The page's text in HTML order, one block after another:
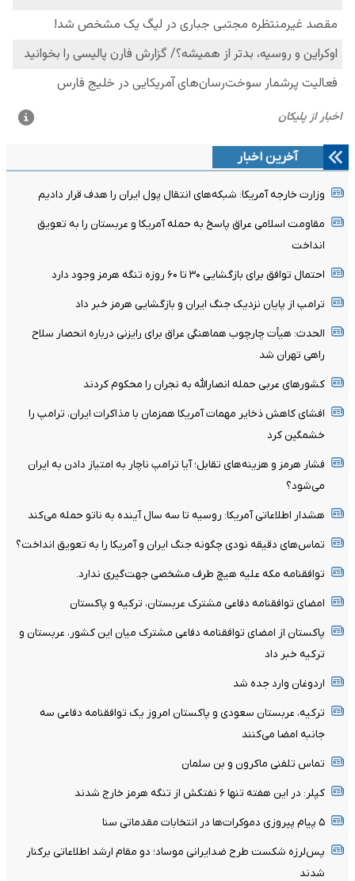
آخرین اخبار
وزارت خارجه آمریکا: شبکه‌های انتقال پول ایران را هدف قرار دادیم
مقاومت اسلامی عراق پاسخ به حمله آمریکا و عربستان را به تعویق
انداخت
احتمال توافق برای بازگشایی ۳۰ تا ۶۰ روزه تنگه هرمز وجود دارد
ترامپ از پایان نزدیک جنگ ایران و بازگشایی هرمز خبر داد
الحدث: هیأت چارچوب هماهنگی عراق برای رایزنی درباره انحصار سلاح
راهی تهران شد
کشورهای عربی حمله انصارالله به نجران را محکوم کردند
افشای کاهش ذخایر مهمات آمریکا همزمان با مذاکرات ایران، ترامپ را
خشمگین کرد
فشار هرمز و هزینه‌های تقابل؛ آیا ترامپ ناچار به امتیاز دادن به ایران
می‌شود؟
هشدار اطلاعاتی آمریکا: روسیه تا سه سال آینده به ناتو حمله می‌کند
تماس‌های دقیقه نودی چگونه جنگ ایران و آمریکا را به تعویق انداخت؟
توافقنامه مکه علیه هیچ طرف مشخصی جهت‌گیری ندارد.
امضای توافقنامه دفاعی مشترک عربستان، ترکیه و پاکستان
پاکستان از امضای توافقنامه دفاعی مشترک میان این کشور، عربستان و
ترکیه خبر داد
اردوغان وارد جده شد
ترکیه، عربستان سعودی و پاکستان امروز یک توافقنامه دفاعی سه
جانبه امضا می‌کنند
تماس تلفنی ماکرون و بن سلمان
کپلر: در این هفته تنها ۶ نفتکش از تنگه هرمز خارج شدند
۵ پیام پیروزی دموکرات‌ها در انتخابات مقدماتی سنا
پس‌لرزه شکست طرح ضدایرانی موساد؛ دو مقام ارشد اطلاعاتی برکنار
شدند